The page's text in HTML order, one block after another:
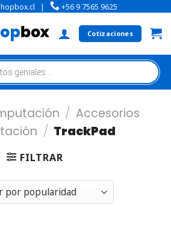
| +56 9 7565 9625
Cotizaciones
/ Accesorios
/ TrackPad
FILTRAR